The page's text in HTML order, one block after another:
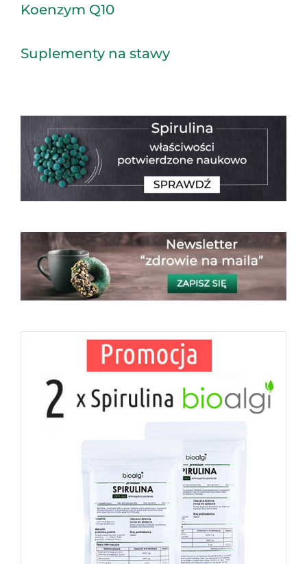
Koenzym Q10
Suplementy na stawy